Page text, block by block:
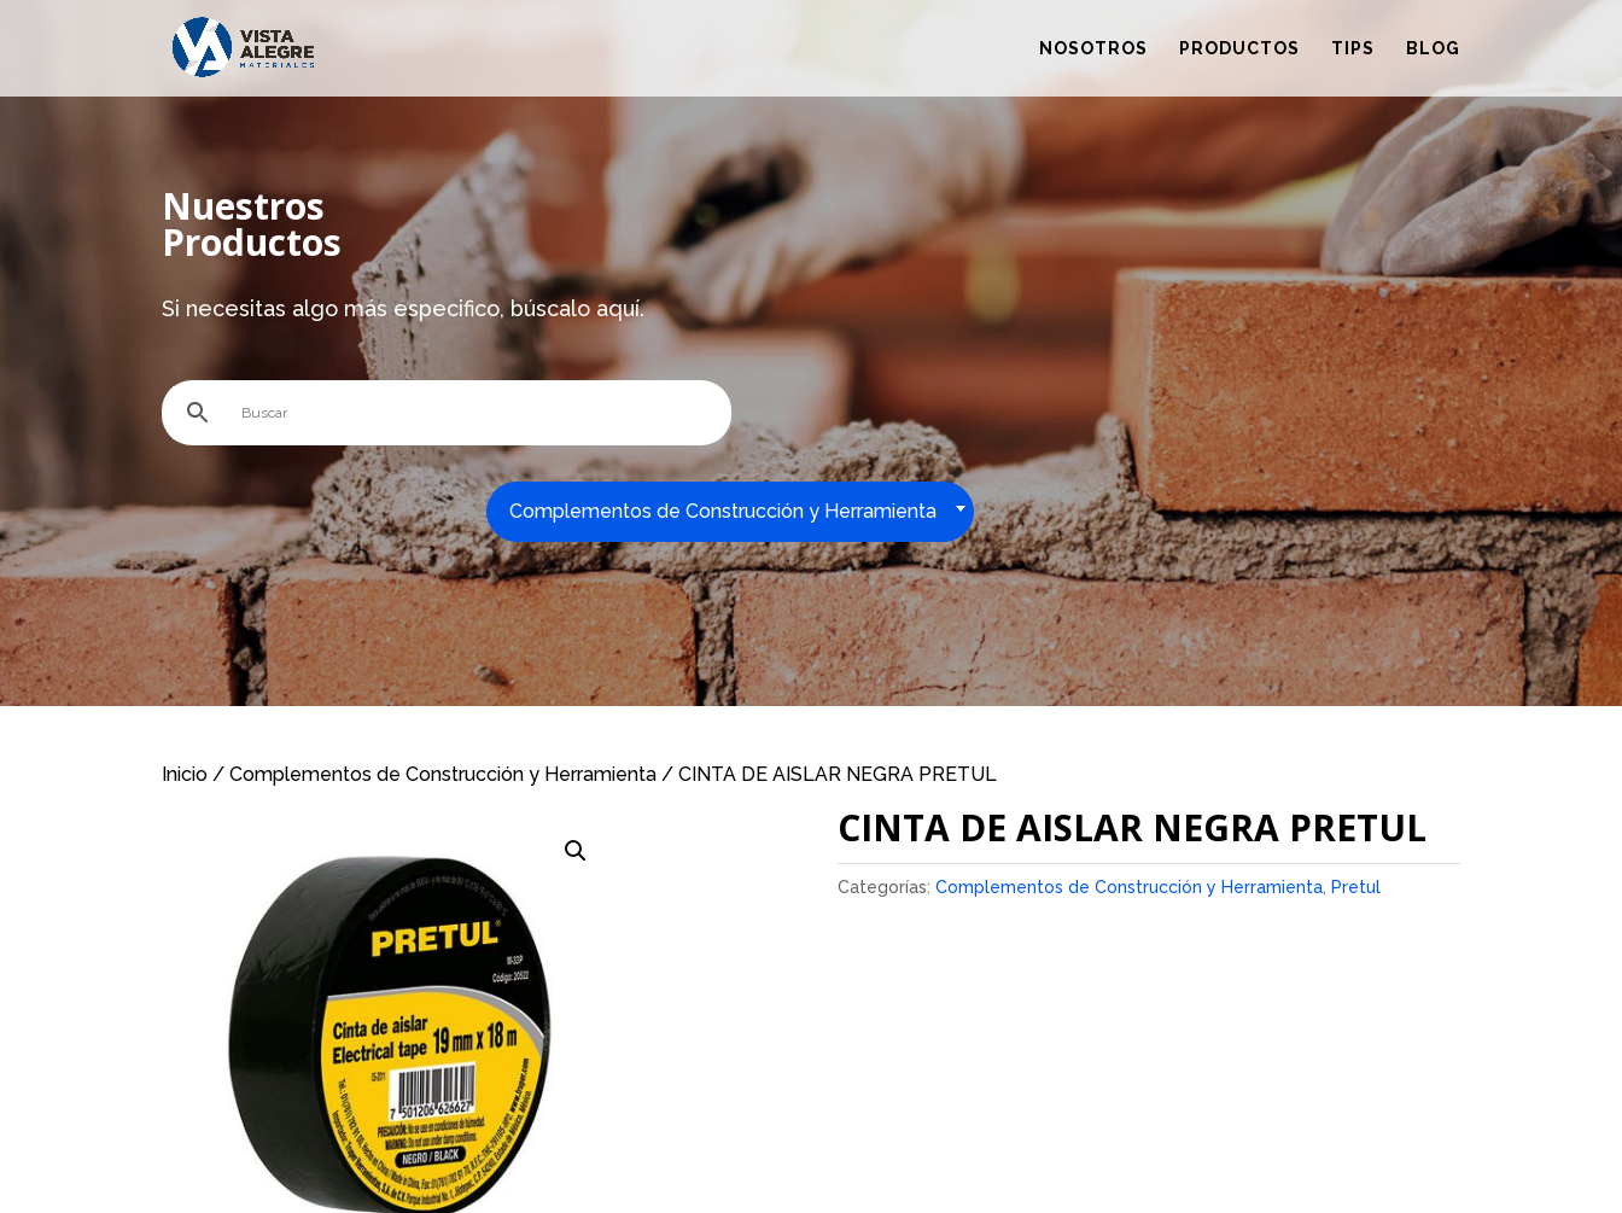
NOSOTROS PRODUCTOS TIPS BLOG
Nuestros
Productos
Si necesitas algo más especifico, búscalo aquí.
Complementos de Construcción y Herramienta
Inicio /Complementos de Construcción y Herramienta / CINTA DE AISLAR NEGRA PRETUL
CINTA DE AISLAR NEGRA PRETUL
Categorías: Complementos de Construcción y Herramienta, Pretul